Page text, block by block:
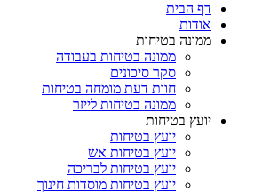
דף הבית
אודות
ממונה בטיחות
ממונה בטיחות בעבודה
סקר סיכונים
חוות דעת מומחה בטיחות
ממונה בטיחות לייזר
יועץ בטיחות
יועץ בטיחות
יועץ בטיחות אש
יועץ בטיחות לבריכה
יועץ בטיחות מוסדות חינוך